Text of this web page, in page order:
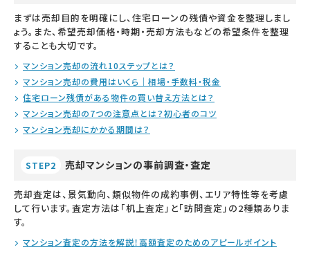
まずは売却目的を明確にし、住宅ローンの残債や資金を整理しまし
ょう。また、希望売却価格・時期・売却方法もなどの希望条件を整理
することも大切です。
マンション売却の流れ10ステップとは？
マンション売却の費用はいくら｜相場・手数料・税金
住宅ローン残債がある物件の買い替え方法とは？
マンション売却の7つの注意点とは？初心者のコツ
マンション売却にかかる期間は？
STEP2 売却マンションの事前調査・査定
売却査定は、景気動向、類似物件の成約事例、エリア特性等を考慮
して行います。査定方法は「机上査定」と「訪問査定」の2種類ありま
す。
マンション査定の方法を解説！高額査定のためのアピールポイント